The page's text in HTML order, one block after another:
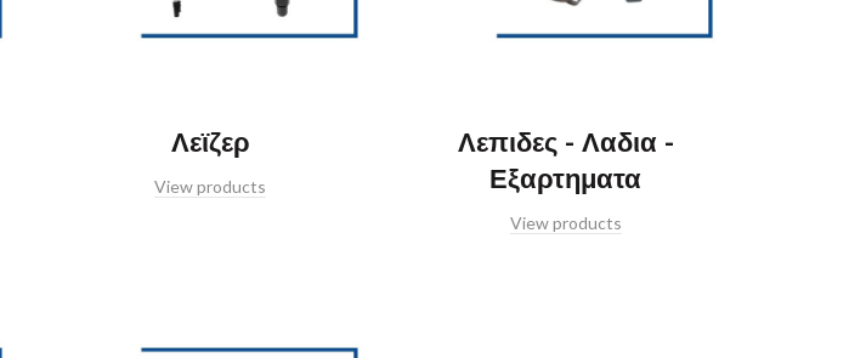
Λεϊζερ
View products
Λεπιδες - Λαδια -
Εξαρτηματα
View products